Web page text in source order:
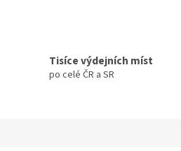
Tisíce výdejních míst
po celé ČR a SR